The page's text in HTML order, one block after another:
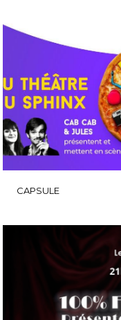
CAPSULE